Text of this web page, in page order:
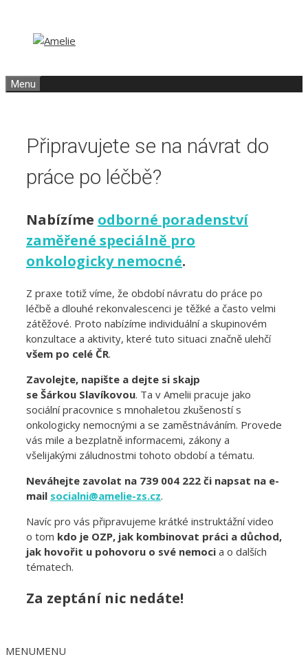
obsah
obsah
Menu
Připravujete se na návrat do
práce po léčbě?
Nabízíme odborné poradenství
zaměřené speciálně pro
onkologicky nemocné.
Z praxe totiž víme, že období návratu do práce po
léčbě a dlouhé rekonvalescenci je těžké a často velmi
zátěžové. Proto nabízíme individuální a skupinovém
konzultace a aktivity, které tuto situaci značně ulehčí
všem po celé ČR.
Zavolejte, napište a dejte si skajp
se Šárkou Slavíkovou. Ta v Amelii pracuje jako
sociální pracovnice s mnohaletou zkušeností s
onkologicky nemocnými a se zaměstnáváním. Provede
vás mile a bezplatně informacemi, zákony a
všelijakými záludnostmi tohoto období a tématu.
Neváhejte zavolat na 739 004 222 či napsat na e-
mail socialni@amelie-zs.cz.
Navíc pro vás připravujeme krátké instruktážní video
o tom kdo je OZP, jak kombinovat práci a důchod,
jak hovořit u pohovoru o své nemoci a o dalších
tématech.
Za zeptání nic nedáte!
MENUMENU